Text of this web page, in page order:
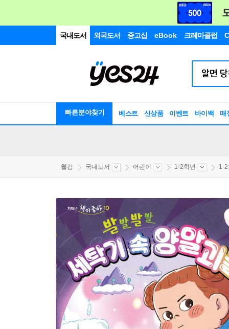
국내도서 외국도서 중고샵 eBook 크레마클럽
빠른분야찾기 베스트 신상품 이벤트 바이백 매
웰컴 국내도서 어린이 1-2학년 1-